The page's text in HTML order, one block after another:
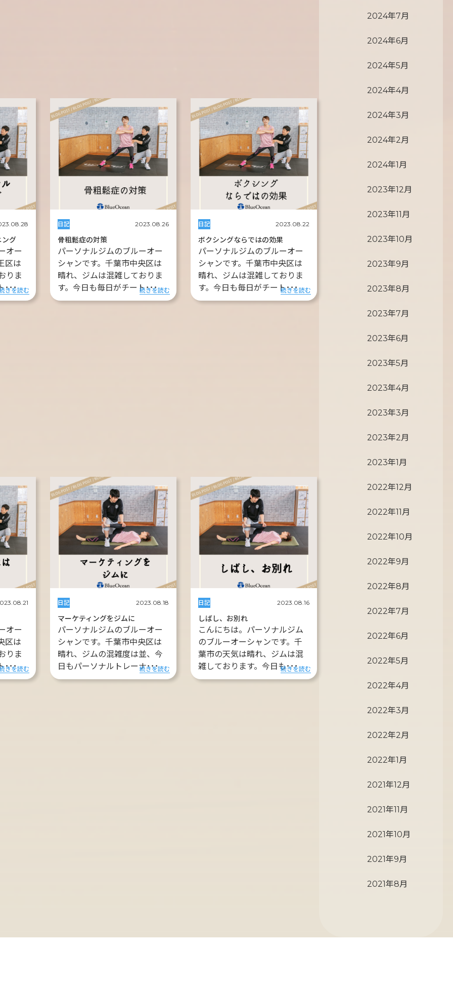
ング
オー
区は
りま
･･･
きを読む
日記 2023.08.26
骨粗鬆症の対策
パーソナルジムのブルーオー
シャンです。千葉市中央区は
晴れ、ジムは混雑しておりま
す。今日も毎日がチート･･･
続きを読む
日記 2023.08.22
ボクシングならではの効果
パーソナルジムのブルーオー
シャンです。千葉市中央区は
晴れ、ジムは混雑しておりま
す。今日も毎日がチート･･･
続きを読む
オー
区は
りま
･･･
きを読む
日記 2023.08.18
マーケティングをジムに
パーソナルジムのブルーオー
シャンです。千葉市中央区は
晴れ、ジムの混雑度は並、今
日もパーソナルトレーナ･･･
続きを読む
日記 2023.08.16
しばし、お別れ
こんにちは。パーソナルジム
のブルーオーシャンです。千
葉市の天気は晴れ、ジムは混
雑しております。今日も･･･
続きを読む
2024年7月
2024年6月
2024年5月
2024年4月
2024年3月
2024年2月
2024年1月
2023年12月
2023年11月
2023年10月
2023年9月
2023年8月
2023年7月
2023年6月
2023年5月
2023年4月
2023年3月
2023年2月
2023年1月
2022年12月
2022年11月
2022年10月
2022年9月
2022年8月
2022年7月
2022年6月
2022年5月
2022年4月
2022年3月
2022年2月
2022年1月
2021年12月
2021年11月
2021年10月
2021年9月
2021年8月